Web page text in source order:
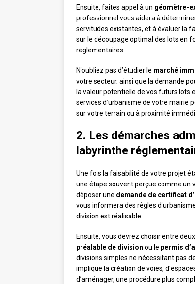
Ensuite, faites appel à un géomètre-
professionnel vous aidera à
servitudes existantes, et à évaluer la
sur le découpage optimal des lots en
réglementaires.
N’oubliez pas d’étudier le marché
votre secteur, ainsi que la demande
la valeur potentielle de vos futurs lots
services d’urbanisme de votre mairie
sur votre terrain ou à proximité
2. Les démarches
labyrinthe
Une fois la faisabilité de votre projet
une étape souvent perçue comme un
déposer une demande de certificat
vous informera des règles
division est réalisable.
Ensuite, vous devrez choisir entre
préalable de division ou le permis
divisions simples ne nécessitant pas
implique la création de voies,
d’aménager, une procédure plus